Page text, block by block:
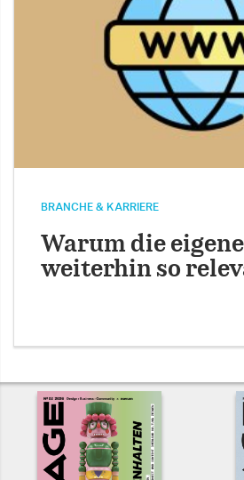
BRANCHE & KARRIERE
Warum die
weiterhin so